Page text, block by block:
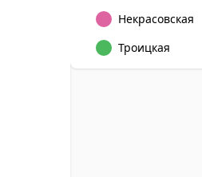
Некрасовская
Троицкая